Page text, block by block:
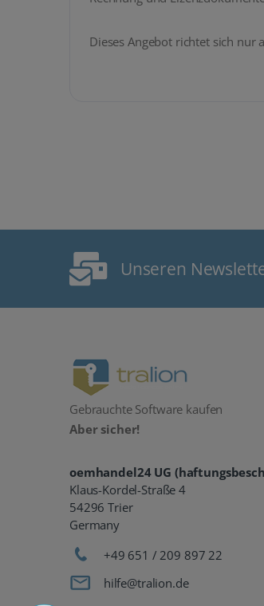
Dieses Angebot richtet sich nur
Unseren
Gebrauchte Software kaufen
Aber sicher!
oemhandel24 UG
Klaus-Kordel-Straße 4
54296 Trier
Germany
+49 651 / 209 897 22
hilfe@tralion.de